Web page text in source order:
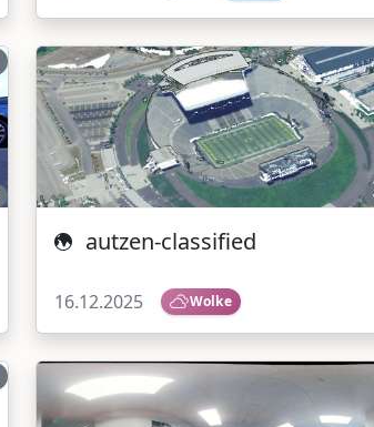
autzen-classified
16.12.2025 Wolke